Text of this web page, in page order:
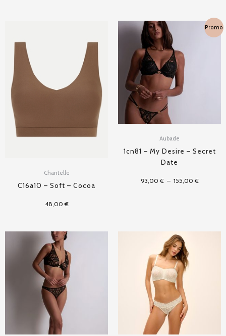
Chantelle
C16a10 – Soft – Cocoa
48,00€
Promo
Aubade
1cn81 – My Desire – Secret
Date
93,00€ – 155,00€
Plage
de